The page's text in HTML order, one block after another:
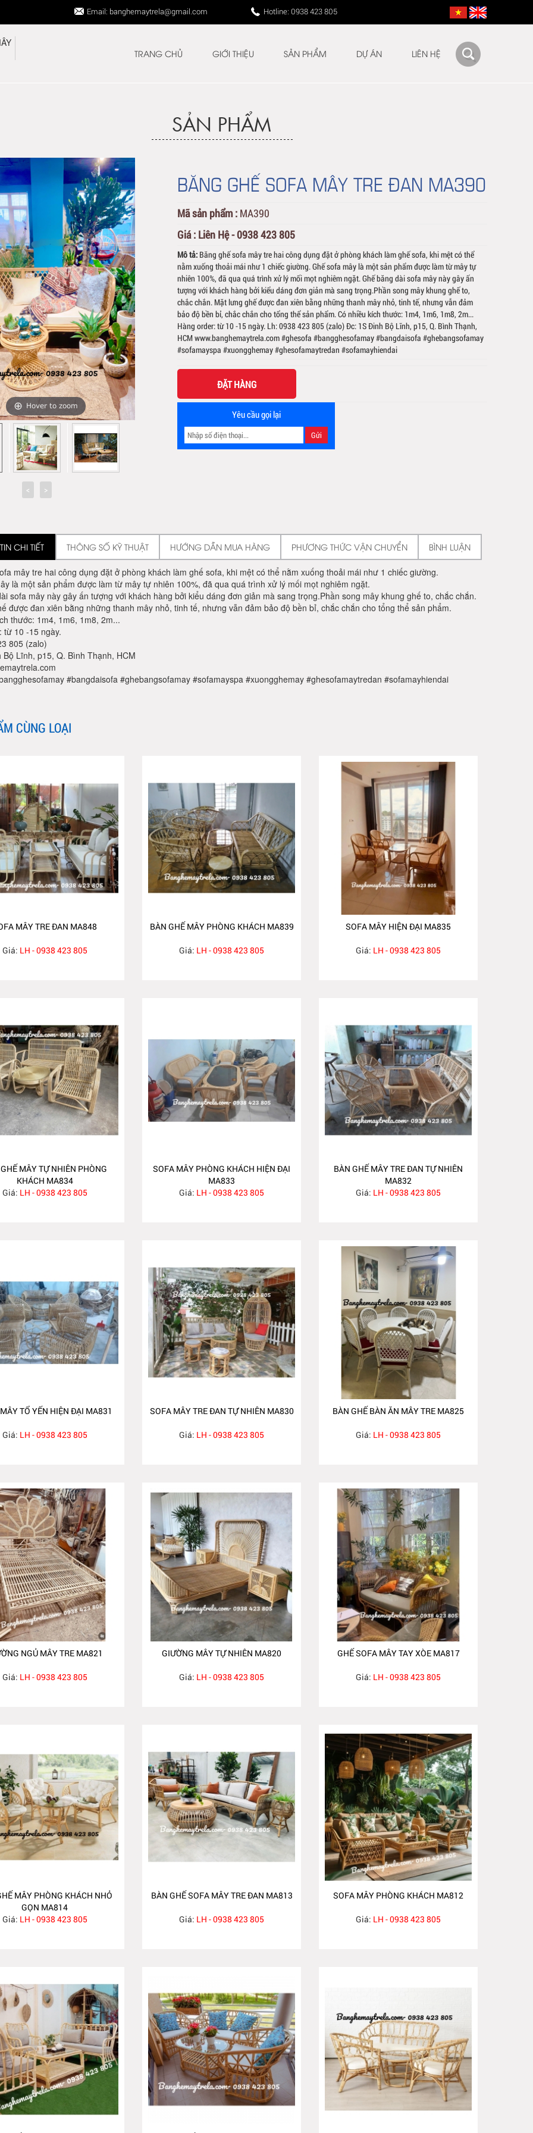
Email: banghemaytrela@gmail.com Hotline: 0938 423 805
TRANG CHỦ GIỚI THIỆU SẢN PHẨM DỰ ÁN LIÊN HỆ
SẢN PHẨM
Hover to zoom
BĂNG GHẾ SOFA MÂY TRE ĐAN MA390
Mã sản phẩm : MA390
Giá : Liên Hệ - 0938 423 805
Mô tả: Băng ghế sofa mây tre hai công dụng đặt ở phòng khách làm ghế sofa, khi mệt có thể
nằm xuống thoải mái như 1 chiếc giường. Ghế sofa mây là một sản phẩm được làm từ mây tự
nhiên 100%, đã qua quá trình xử lý mối mọt nghiêm ngặt. Ghế băng dài sofa mây này gây ấn
tượng với khách hàng bởi kiểu dáng đơn giản mà sang trọng.Phần song mây khung ghế to,
chắc chắn. Mặt lưng ghế được đan xiên bằng những thanh mây nhỏ, tinh tế, nhưng vẫn đảm
bảo độ bền bỉ, chắc chắn cho tổng thể sản phẩm. Có nhiều kích thước: 1m4, 1m6, 1m8, 2m...
Hàng order: từ 10 -15 ngày. Lh: 0938 423 805 (zalo) Đc: 1S Đinh Bộ Lĩnh, p15, Q. Bình Thạnh,
HCM www.banghemaytrela.com #ghesofa #bangghesofamay #bangdaisofa #ghebangsofamay
#sofamayspa #xuongghemay #ghesofamaytredan #sofamayhiendai
ĐẶT HÀNG
Yêu cầu gọi lại
CHI TIẾT THÔNG SỐ KỸ THUẬT HƯỚNG DẪN MUA HÀNG PHƯƠNG THỨC VẬN CHUYỂN BÌNH LUẬN
mây tre hai công dụng đặt ở phòng khách làm ghế sofa, khi mệt có thể nằm xuống thoải mái như 1 chiếc giường.
là một sản phẩm được làm từ mây tự nhiên 100%, đã qua quá trình xử lý mối mọt nghiêm ngặt.
sofa mây này gây ấn tượng với khách hàng bởi kiểu dáng đơn giản mà sang trọng.Phần song mây khung ghế to, chắc chắn.
được đan xiên bằng những thanh mây nhỏ, tinh tế, nhưng vẫn đảm bảo độ bền bỉ, chắc chắn cho tổng thể sản phẩm.
thước: 1m4, 1m6, 1m8, 2m...
từ 10 -15 ngày.
805 (zalo)
Lĩnh, p15, Q. Bình Thạnh, HCM
#bangdaisofa #ghebangsofamay #sofamayspa #xuongghemay #ghesofamaytredan #sofamayhiendai
CÙNG LOẠI
MÂY TRE ĐAN MA848
Giá: LH - 0938 423 805
BÀN GHẾ MÂY PHÒNG KHÁCH MA839
Giá: LH - 0938 423 805
SOFA MÂY HIỆN ĐẠI MA835
Giá: LH - 0938 423 805
MÂY TỰ NHIÊN PHÒNG
KHÁCH MA834
Giá: LH - 0938 423 805
SOFA MÂY PHÒNG KHÁCH HIỆN ĐẠI
MA833
Giá: LH - 0938 423 805
BÀN GHẾ MÂY TRE ĐAN TỰ NHIÊN
MA832
Giá: LH - 0938 423 805
TỔ YẾN HIỆN ĐẠI MA831
Giá: LH - 0938 423 805
SOFA MÂY TRE ĐAN TỰ NHIÊN MA830
Giá: LH - 0938 423 805
BÀN GHẾ BÀN ĂN MÂY TRE MA825
Giá: LH - 0938 423 805
NGỦ MÂY TRE MA821
Giá: LH - 0938 423 805
GIƯỜNG MÂY TỰ NHIÊN MA820
Giá: LH - 0938 423 805
GHẾ SOFA MÂY TAY XÒE MA817
Giá: LH - 0938 423 805
MÂY PHÒNG KHÁCH NHỎ
GỌN MA814
Giá: LH - 0938 423 805
BÀN GHẾ SOFA MÂY TRE ĐAN MA813
Giá: LH - 0938 423 805
SOFA MÂY PHÒNG KHÁCH MA812
Giá: LH - 0938 423 805